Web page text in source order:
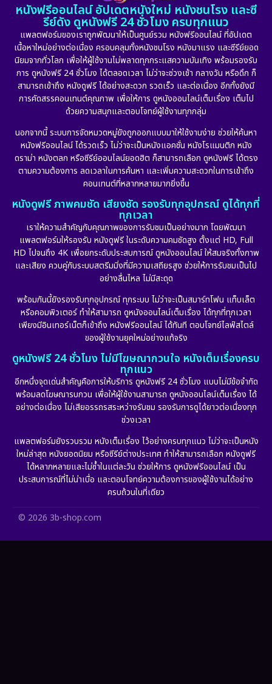
Detective สืบสวน (5)
Detective สืบสวน (56)
Disaster (10)
Disney+ (21)
Drama ดราม่า (882)
Dystopian (17)
Emotional (101)
Epic มหากาพย์ (17)
Erotic (10)
Fantasy จินตนาการ (253)
Film
Gothic (6)
HBO GO (10)
HBO Max (2)
Healing
Heist (7)
1974
1971 1962
หนังฟรีออนไลน์ อัปเดตหนังใหม่ หนังชนโรง และซี
รีย์ดัง ดูหนังฟรี 24 ชั่วโมง ครบทุกแนว
แพลตฟอร์มของเราถูกพัฒนาให้เป็นศูนย์รวม หนังฟรีออนไลน์ ที่อัปเดต
เนื้อหาใหม่อย่างต่อเนื่อง ครอบคลุมทั้งหนังชนโรง หนังมาแรง และซีรีย์ยอด
นิยมจากทั่วโลก เพื่อให้ผู้ใช้งานไม่พลาดทุกกระแสความบันเทิง พร้อมรองรับ
การ ดูหนังฟรี 24 ชั่วโมง ได้ตลอดเวลา ไม่ว่าจะช่วงเช้า กลางวัน หรือดึก ก็
สามารถเข้าถึง หนังดูฟรี ได้อย่างสะดวก รวดเร็ว และต่อเนื่อง อีกทั้งยังมี
การคัดสรรคอนเทนต์คุณภาพ เพื่อให้การ ดูหนังออนไลน์เต็มเรื่อง เต็มไป
ด้วยความสนุกและตอบโจทย์ผู้ใช้งานทุกกลุ่ม
นอกจากนี้ ระบบการจัดหมวดหมู่ยังถูกออกแบบมาให้ใช้งานง่าย ช่วยให้ค้นหา
หนังฟรีออนไลน์ ได้รวดเร็ว ไม่ว่าจะเป็นหนังแอคชั่น หนังโรแมนติก หนัง
ดราม่า หนังตลก หรือซีรีย์ออนไลน์ยอดฮิต ก็สามารถเลือก ดูหนังฟรี ได้ตรง
ตามความต้องการ ลดเวลาในการค้นหา และเพิ่มความสะดวกในการเข้าถึง
คอนเทนต์ที่หลากหลายมากยิ่งขึ้น
หนังดูฟรี ภาพคมชัด เสียงชัด รองรับทุกอุปกรณ์ ดูได้ทุกที่
ทุกเวลา
เราให้ความสำคัญกับคุณภาพของการรับชมเป็นอย่างมาก โดยพัฒนา
แพลตฟอร์มให้รองรับ หนังดูฟรี ในระดับความคมชัดสูง ตั้งแต่ HD, Full
HD ไปจนถึง 4K เพื่อยกระดับประสบการณ์ ดูหนังออนไลน์ ให้สมจริงทั้งภาพ
และเสียง ควบคู่กับระบบสตรีมมิ่งที่มีความเสถียรสูง ช่วยให้การรับชมเป็นไป
อย่างลื่นไหล ไม่มีสะดุด
พร้อมกันนี้ยังรองรับทุกอุปกรณ์ ทุกระบบ ไม่ว่าจะเป็นสมาร์ทโฟน แท็บเล็ต
หรือคอมพิวเตอร์ ทำให้สามารถ ดูหนังออนไลน์เต็มเรื่อง ได้ทุกที่ทุกเวลา
เพียงมีอินเทอร์เน็ตก็เข้าถึง หนังฟรีออนไลน์ ได้ทันที ตอบโจทย์ไลฟ์สไตล์
ของผู้ใช้งานยุคใหม่อย่างแท้จริง
ดูหนังฟรี 24 ชั่วโมง ไม่มีโฆษณากวนใจ หนังเต็มเรื่องครบ
ทุกแนว
อีกหนึ่งจุดเด่นสำคัญคือการให้บริการ ดูหนังฟรี 24 ชั่วโมง แบบไม่มีข้อจำกัด
พร้อมลดโฆษณารบกวน เพื่อให้ผู้ใช้งานสามารถ ดูหนังออนไลน์เต็มเรื่อง ได้
อย่างต่อเนื่อง ไม่เสียอรรถรสระหว่างรับชม รองรับการดูได้ยาวต่อเนื่องทุก
ช่วงเวลา
แพลตฟอร์มยังรวบรวม หนังเต็มเรื่อง ไว้อย่างครบทุกแนว ไม่ว่าจะเป็นหนัง
ใหม่ล่าสุด หนังยอดนิยม หรือซีรีย์ต่างประเทศ ทำให้สามารถเลือก หนังดูฟรี
ได้หลากหลายและไม่ซ้ำในแต่ละวัน ช่วยให้การ ดูหนังฟรีออนไลน์ เป็น
ประสบการณ์ที่ไม่น่าเบื่อ และตอบโจทย์ความต้องการของผู้ใช้งานได้อย่าง
ครบถ้วนในที่เดียว
© 2026 3b-shop.com